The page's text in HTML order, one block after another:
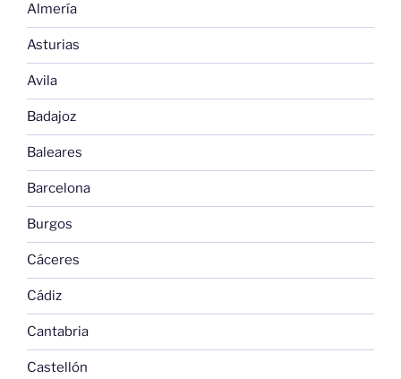
Almería
Asturias
Avila
Badajoz
Baleares
Barcelona
Burgos
Cáceres
Cádiz
Cantabria
Castellón